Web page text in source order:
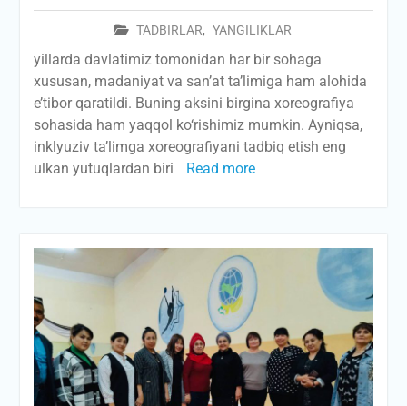
TADBIRLAR, YANGILIKLAR
yillarda davlatimiz tomonidan har bir sohaga
xususan, madaniyat va san’at ta’limiga ham alohida
e’tibor qaratildi. Buning aksini birgina xoreografiya
sohasida ham yaqqol ko‘rishimiz mumkin. Ayniqsa,
inklyuziv ta’limga xoreografiyani tadbiq etish eng
ulkan yutuqlardan biri
Read more